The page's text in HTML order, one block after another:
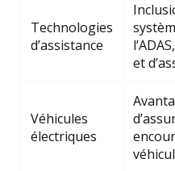
Technologies
d’assistance
et
Véhicules
électriques